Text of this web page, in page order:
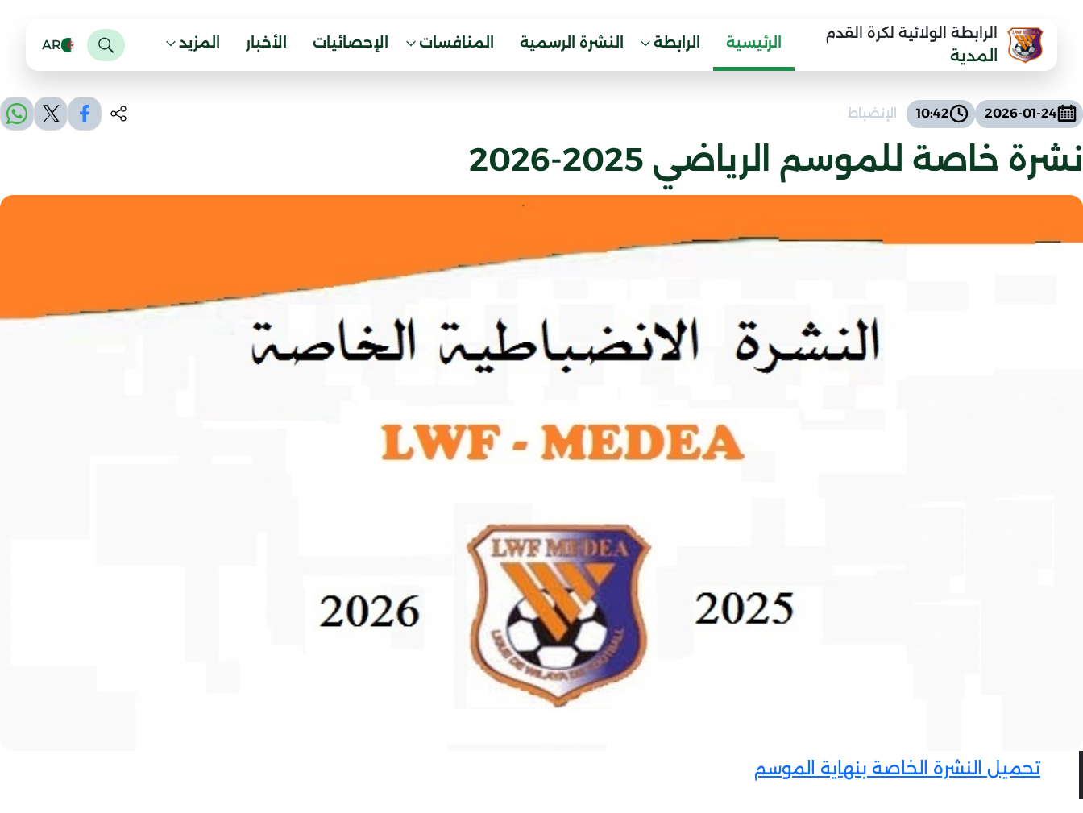
الرابطة الولائية لكرة القدم
المدية
الرئيسية الرابطة النشرة الرسمية المنافسات الإحصائيات الأخبار المزيد AR
2026-01-24
10:42 الإنضباط
نشرة خاصة للموسم الرياضي 2025-2026
تحميل النشرة الخاصة بنهاية الموسم